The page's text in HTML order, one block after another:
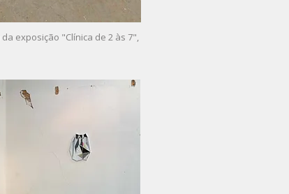
exposição "Clínica de 2 às 7",